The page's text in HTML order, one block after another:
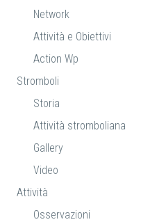
Network
Attività e Obiettivi
Action Wp
Stromboli
Storia
Attività stromboliana
Gallery
Video
Attività
Osservazioni